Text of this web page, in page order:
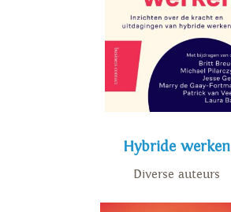
Hybride werken
Diverse auteurs